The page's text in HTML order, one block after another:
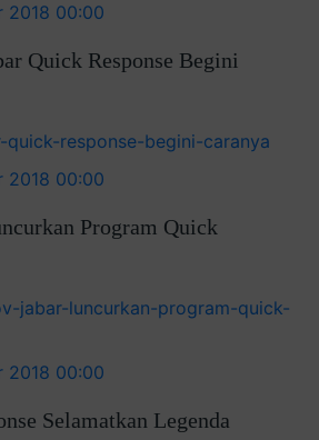
2018 00:00
Quick Response Begini
response-begini-caranya
2018 00:00
Program Quick
jabar-luncurkan-program-quick-
2018 00:00
Selamatkan Legenda